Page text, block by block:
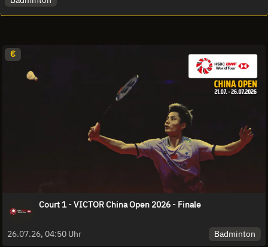
€
Court 1 - VICTOR China Open 2026 - Finale
26.07.26, 04:50 Uhr Badminton